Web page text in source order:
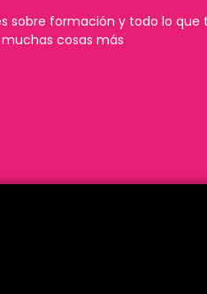
sobre formación y todo lo
cosas más